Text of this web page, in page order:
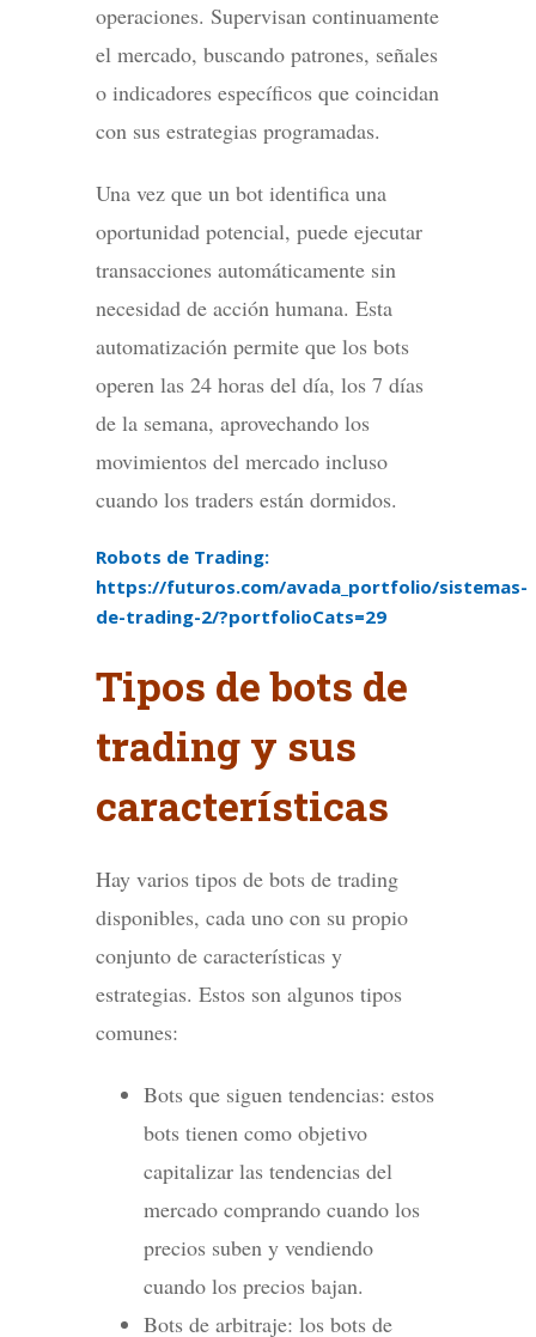
operaciones. Supervisan continuamente
el mercado, buscando patrones, señales
o indicadores específicos que coincidan
con sus estrategias programadas.
Una vez que un bot identifica una
oportunidad potencial, puede ejecutar
transacciones automáticamente sin
necesidad de acción humana. Esta
automatización permite que los bots
operen las 24 horas del día, los 7 días
de la semana, aprovechando los
movimientos del mercado incluso
cuando los traders están dormidos.
Robots de Trading:
https://futuros.com/avada_portfolio/sistemas-
de-trading-2/?portfolioCats=29
Tipos de bots de
trading y sus
características
Hay varios tipos de bots de trading
disponibles, cada uno con su propio
conjunto de características y
estrategias. Estos son algunos tipos
comunes:
Bots que siguen tendencias: estos
bots tienen como objetivo
capitalizar las tendencias del
mercado comprando cuando los
precios suben y vendiendo
cuando los precios bajan.
Bots de arbitraje: los bots de